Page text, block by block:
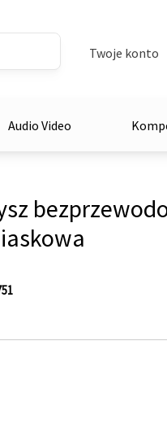
Twoje konto
Audio Video